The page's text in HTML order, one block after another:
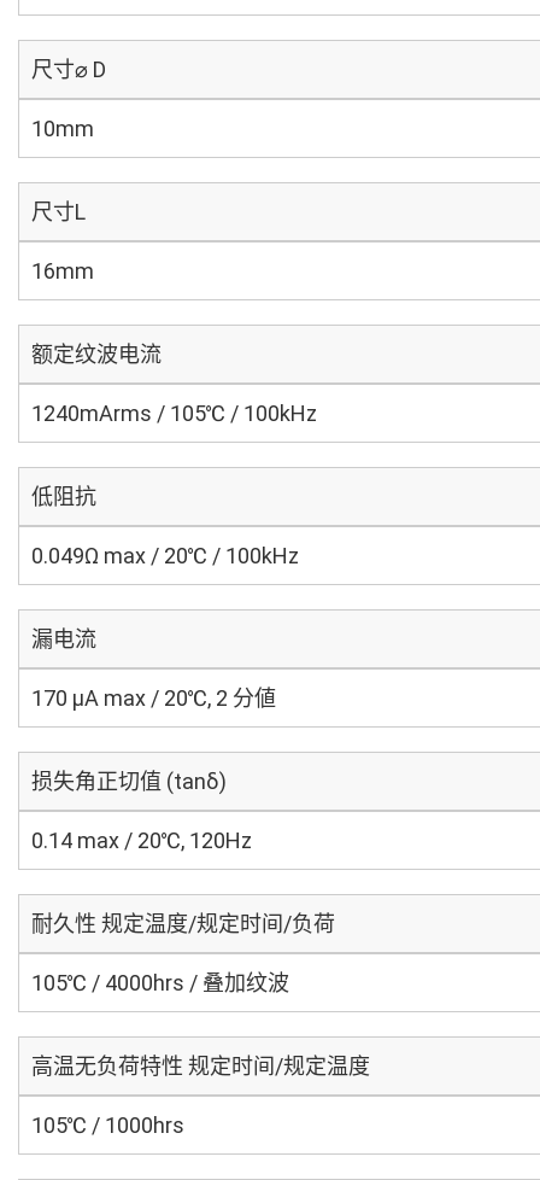
尺寸⌀ D
10mm
尺寸L
16mm
额定纹波电流
1240mArms / 105℃ / 100kHz
低阻抗
0.049Ω max / 20℃ / 100kHz
漏电流
170 μA max / 20℃, 2 分値
损失角正切值 (tanδ)
0.14 max / 20℃, 120Hz
耐久性 规定温度/规定时间/负荷
105℃ / 4000hrs / 叠加纹波
高温无负荷特性 规定时间/规定温度
105℃ / 1000hrs